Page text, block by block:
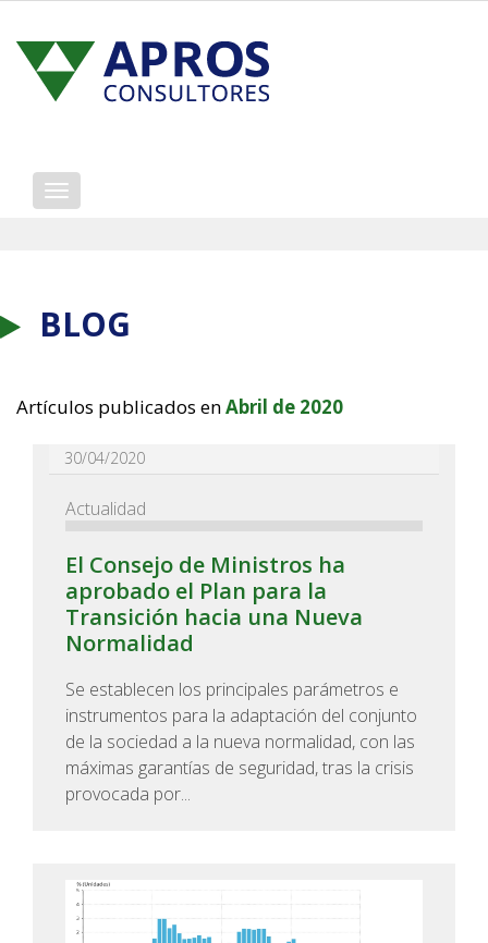
Mostrar/ocultar
BLOG
Artículos publicados enAbril de 2020
30/04/2020
Actualidad
El Consejo de Ministros ha
aprobado el Plan para la
Transición hacia una Nueva
Normalidad
Se establecen los principales parámetros e
instrumentos para la adaptación del conjunto
de la sociedad a la nueva normalidad, con las
máximas garantías de seguridad, tras la crisis
provocada por...